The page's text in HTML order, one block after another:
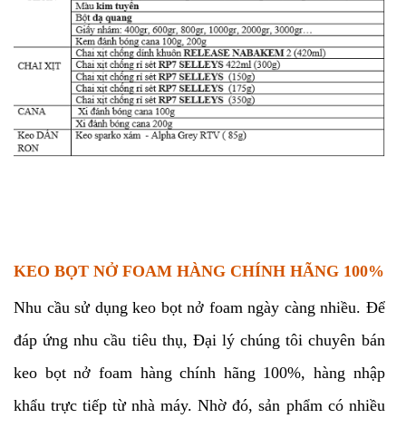
KEO BỌT NỞ FOAM HÀNG CHÍNH HÃNG 100%
Nhu cầu sử dụng keo bọt nở foam ngày càng nhiều. Để
đáp ứng nhu cầu tiêu thụ, Đại lý chúng tôi chuyên bán
keo bọt nở foam hàng chính hãng 100%, hàng nhập
khẩu trực tiếp từ nhà máy. Nhờ đó, sản phẩm có nhiều